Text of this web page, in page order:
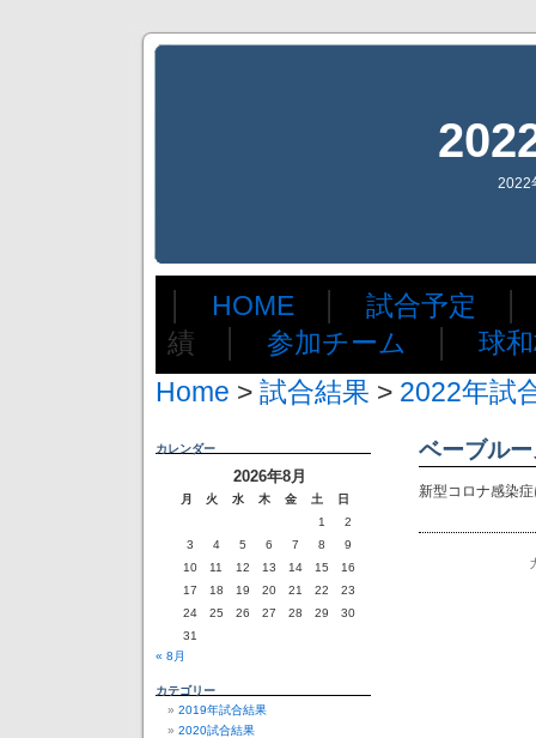
2022
HOME 試合予定
績 │ 参加チーム
球
Home > 試合結果 > 2022年試
ベーブル
新型コロナ感染
カレンダー
2026年8月
月 火 水 木 金 土
日
1
2
3
4 5 6 7 8
9
10
11 12 13 14 15
16
17
18 19 20 21 22
23
24
25 26 27 28 29
30
31
« 8月
カテゴリー
2019年試合結果
2020試合結果